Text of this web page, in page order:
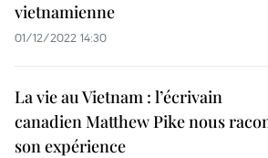
vietnamienne
01/12/2022 14:30
La vie au Vietnam : l’écrivain
canadien Matthew Pike nous
son expérience